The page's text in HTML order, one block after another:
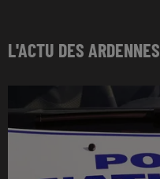
L'ACTU DES ARDENNES